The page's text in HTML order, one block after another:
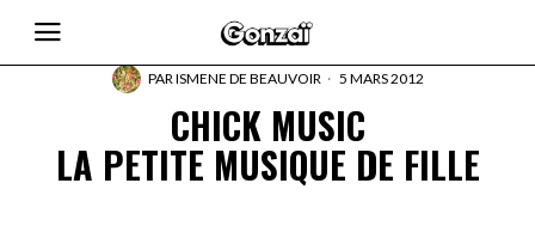
PARISMENE DE BEAUVOIR 5 MARS 2012
CHICK MUSIC
LA PETITE MUSIQUE DE FILLE